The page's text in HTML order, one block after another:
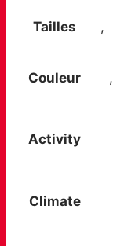
Tailles ,
Couleur ,
Activity
Climate